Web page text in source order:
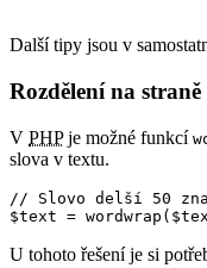
Další tipy jsou v
Rozdělení na straně
V PHPje možné funkcí
slova v textu.
// Slovo delší 50
$text =
U tohoto řešení je si